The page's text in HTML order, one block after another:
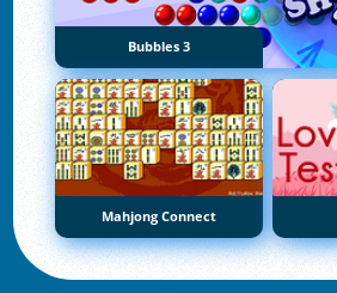
Bubbles 3
Mahjong Connect